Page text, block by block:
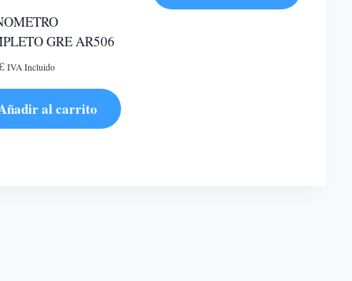
GRE AR506
IVA Incluido
al carrito